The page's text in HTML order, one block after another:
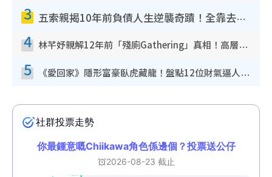
3 五索親揭10年前負債人生逆襲奇蹟！全靠去一地方轉運後即遇上馬先生
4 林芊妤親解12年前「殘廁Gathering」真相！高層解約一句話重創尊嚴至今拒返TVB
5 《愛回家》隱形富豪臥虎藏龍！盤點12位財氣逼人的有錢藝人：呢位靚女3億身家唔憂做